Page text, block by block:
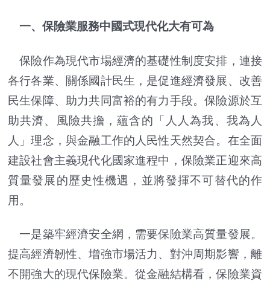
一、保險業服務中國式現代化大有可為
保險作為現代市場經濟的基礎性制度安排，連接
各行各業、關係國計民生，是促進經濟發展、改善
民生保障、助力共同富裕的有力手段。保險源於互
助共濟、風險共擔，蘊含的「人人為我、我為人
人」理念，與金融工作的人民性天然契合。在全面
建設社會主義現代化國家進程中，保險業正迎來高
質量發展的歷史性機遇，並將發揮不可替代的作
用。
一是築牢經濟安全網，需要保險業高質量發展。
提高經濟韌性、增強市場活力、對沖周期影響，離
不開強大的現代保險業。從金融結構看，保險業資